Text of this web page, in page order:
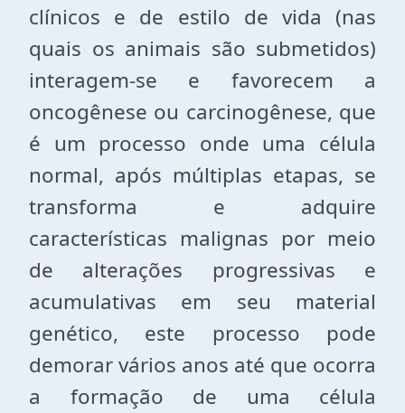
clínicos e de estilo de vida (nas
quais os animais são submetidos)
interagem-se e favorecem a
oncogênese ou carcinogênese, que
é um processo onde uma célula
normal, após múltiplas etapas, se
transforma e adquire
características malignas por meio
de alterações progressivas e
acumulativas em seu material
genético, este processo pode
demorar vários anos até que ocorra
a formação de uma célula